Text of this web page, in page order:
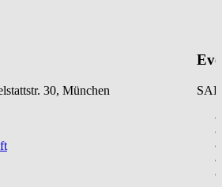
30, München